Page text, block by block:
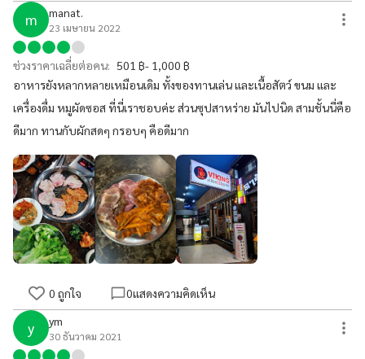
m manat.
23 เมษายน 2022
ช่วงราคาเฉลี่ยต่อคน: 501 ฿- 1,000 ฿
อาหารยังหลากหลายเหมือนเดิม ทั้งของทานเล่น และเนื้อสัตว์ ขนม และ
เครื่องดื่ม หมูผัดซอส ที่นี่เราชอบค่ะ ส่วนซุปสาหร่าย มันไปนิด สามชั้นนี่คือ
ดีมาก ทานกับผักสดๆ กรอบๆ คือดีมาก
0 ถูกใจ 0แสดงความคิดเห็น
y ym
30 ธันวาคม 2021